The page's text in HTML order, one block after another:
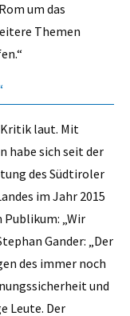
um das
Themen
Kritik laut. Mit
habe sich seit der
des Südtiroler
im Jahr 2015
„Wir
Gander: „Der
des immer noch
und
Leute. Der